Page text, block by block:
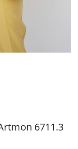
6711.3